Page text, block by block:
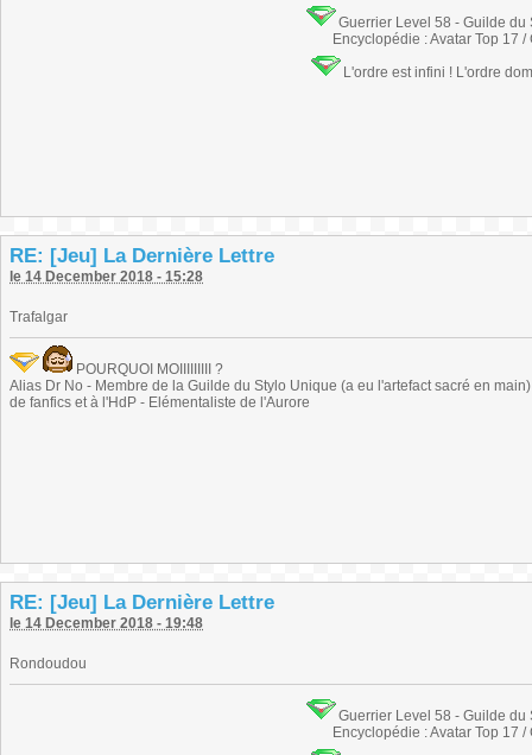
Guerrier Level 58 - Guilde
Encyclopédie : Avatar Top 17 /
L'ordre est infini ! L'ordre
RE: [Jeu] La Dernière Lettre
le 14 December 2018 - 15:28
Trafalgar
POURQUOI MOIIIIIIIII ?
Alias Dr No - Membre de la Guilde du Stylo Unique (a eu l'artefact sacré en
de fanfics et à l'HdP - Elémentaliste de l'Aurore
RE: [Jeu] La Dernière Lettre
le 14 December 2018 - 19:48
Rondoudou
Guerrier Level 58 - Guilde
Encyclopédie : Avatar Top 17 /